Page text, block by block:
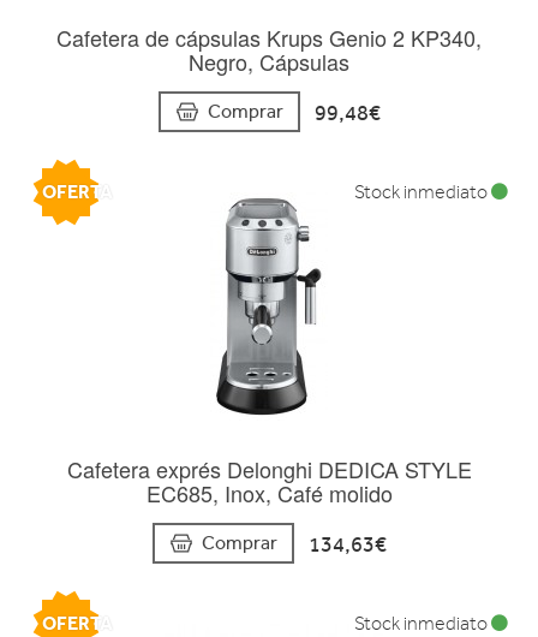
Cafetera de cápsulas Krups Genio 2 KP340,
Negro, Cápsulas
Comprar 99,48€
Cafetera exprés Delonghi DEDICA STYLE
EC685, Inox, Café molido
Comprar 134,63€
Stock inmediato
OFERTA
Stock inmediato
OFERTA